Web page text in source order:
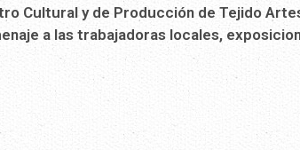
Cultural y de Producción de Tejido
a las trabajadoras locales,